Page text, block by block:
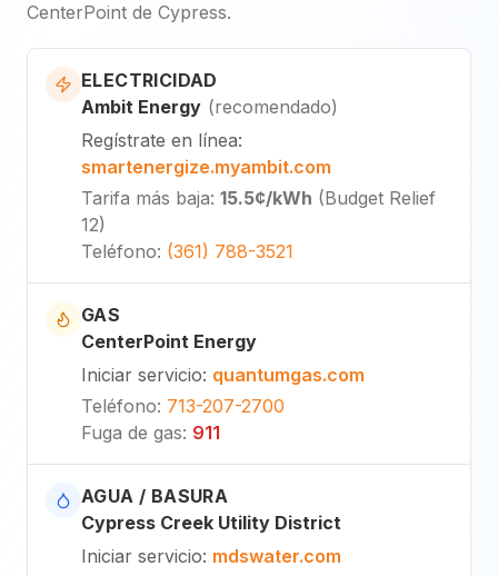
CenterPoint de Cypress.
ELECTRICIDAD
Ambit Energy (recomendado)
Regístrate en línea:
smartenergize.myambit.com
Tarifa más baja: 15.5¢/kWh (Budget Relief
12)
Teléfono: (361) 788-3521
GAS
CenterPoint Energy
Iniciar servicio: quantumgas.com
Teléfono: 713-207-2700
Fuga de gas: 911
AGUA / BASURA
Cypress Creek Utility District
Iniciar servicio: mdswater.com